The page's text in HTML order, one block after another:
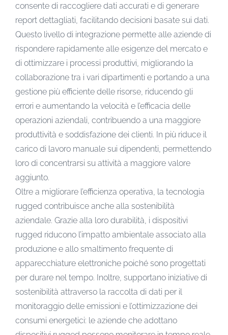
consente di raccogliere dati accurati e di generare
report dettagliati, facilitando decisioni basate sui dati.
Questo livello di integrazione permette alle aziende di
rispondere rapidamente alle esigenze del mercato e
di ottimizzare i processi produttivi, migliorando la
collaborazione tra i vari dipartimenti e portando a una
gestione più efficiente delle risorse, riducendo gli
errori e aumentando la velocità e l’efficacia delle
operazioni aziendali, contribuendo a una maggiore
produttività e soddisfazione dei clienti. In più riduce il
carico di lavoro manuale sui dipendenti, permettendo
loro di concentrarsi su attività a maggiore valore
aggiunto.
Oltre a migliorare l’efficienza operativa, la tecnologia
rugged contribuisce anche alla sostenibilità
aziendale. Grazie alla loro durabilità, i dispositivi
rugged riducono l’impatto ambientale associato alla
produzione e allo smaltimento frequente di
apparecchiature elettroniche poiché sono progettati
per durare nel tempo. Inoltre, supportano iniziative di
sostenibilità attraverso la raccolta di dati per il
monitoraggio delle emissioni e l’ottimizzazione dei
consumi energetici: le aziende che adottano